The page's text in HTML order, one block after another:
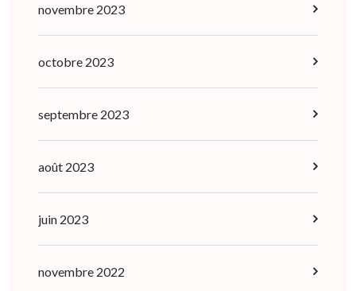
novembre 2023
octobre 2023
septembre 2023
août 2023
juin 2023
novembre 2022